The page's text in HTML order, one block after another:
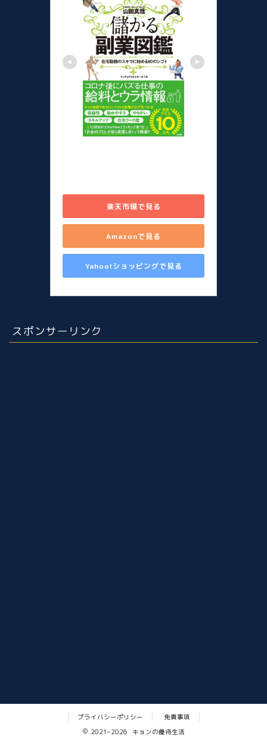
楽天市場で見る
Amazonで見る
Yahoo!ショッピングで見る
スポンサーリンク
プライバシーポリシー
免責事項
2021–2026 キョンの優待生活